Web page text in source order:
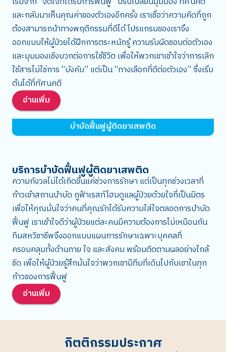
และกลับมาเห็นคุณค่าของตัวเองอีกครั้ง เราเชื่อว่าความคิดที่ถูก
ต้องสามารถนำทางพฤติกรรมที่ดีได้ โปรแกรมของเราจึง
ออกแบบให้ผู้ป่วยได้ฝึกการตระหนักรู้ ความรับผิดชอบต่อตัวเอง
และมุมมองเชิงบวกต่อการใช้ชีวิต เพื่อให้พวกเขาเข้าใจว่าการเลิก
ใช้สารไม่ใช่การ “บังคับ” แต่เป็น “ทางเลือกที่ดีต่อตัวเอง” ซึ่งเริ่ม
ต้นได้ที่ทัศนคติ
อ่านเพิ่ม
บำบัดฟื้นฟูผู้ติดยาเสพติด
บริการบำบัดฟื้นฟูผู้ติดยาเสพติด
ความกังวลไม่ได้เกิดขึ้นแค่ช่วงการรักษา แต่เป็นทุกช่วงเวลาที่
ก้าวเข้าสถานบำบัด ภูฟ้าเรสท์โฮมดูแลผู้ป่วยด้วยใจที่เป็นมิตร
เพื่อให้คุณมั่นใจว่าคนที่คุณรักได้รับความใส่ใจตลอดการบำบัด
ฟื้นฟู เราเข้าใจดีว่าผู้ป่วยแต่ละคนมีความต้องการไม่เหมือนกัน
ทีมสหวิชาชีพจึงออกแบบแผนการรักษาเฉพาะบุคคลที่
ครอบคลุมทั้งด้านกาย ใจ และสังคม พร้อมติดตามผลอย่างใกล้
ชิด เพื่อให้ผู้ป่วยรู้สึกมั่นใจว่าพวกเขามีทีมที่เดินไปกับเขาในทุก
ก้าวของการฟื้นฟู
อ่านเพิ่ม
กิตติกรรมประกาศ